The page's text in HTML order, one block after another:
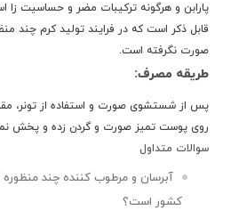
پارابن و هرگونه ترکیبات مضر و حساسیت زا
قابل ذکر است که در فرایند تولید کرم چند
صورت نگرفته است.
طریقه مصرف:
پس از شستشوی صورت و استفاده از تونر،
روی پوست تمیز صورت و گردن زده و پخش
سوالات متداول
آبرسان و مرطوب کننده چند
کشور است؟